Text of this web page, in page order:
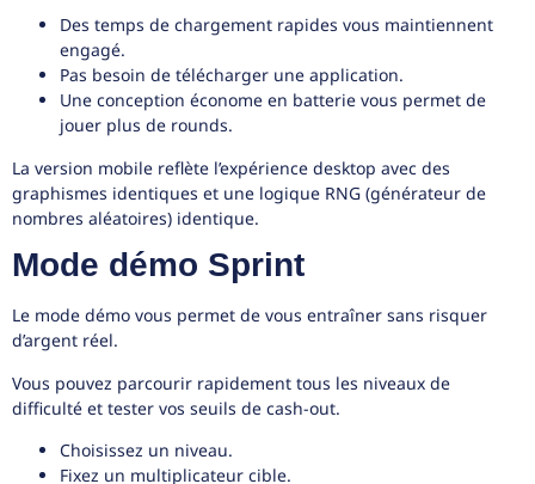
Des temps de chargement rapides vous maintiennent
engagé.
Pas besoin de télécharger une application.
Une conception économe en batterie vous permet de
jouer plus de rounds.
La version mobile reflète l’expérience desktop avec des
graphismes identiques et une logique RNG (générateur de
nombres aléatoires) identique.
Mode démo Sprint
Le mode démo vous permet de vous entraîner sans risquer
d’argent réel.
Vous pouvez parcourir rapidement tous les niveaux de
difficulté et tester vos seuils de cash-out.
Choisissez un niveau.
Fixez un multiplicateur cible.